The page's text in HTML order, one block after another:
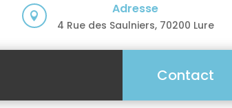
 Adresse
4 Rue des Saulniers, 70200 Lure
Contact